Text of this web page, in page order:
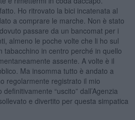
Ho ritrovato la bici incatenata al
a comprare le marche. Non è stato
passare da un bancomat per i
almeno le poche volte che li ho sul
tabacchino in centro perché in quello
assente. A volte è il
Ma insomma tutto è andato a
regolarmente registrato il mio
“uscito” dall’Agenzia
e divertito per questa simpatica